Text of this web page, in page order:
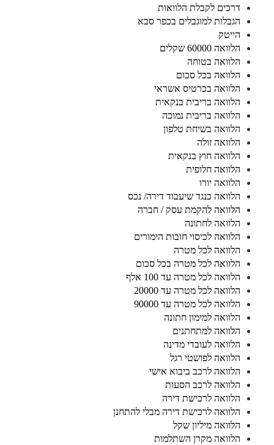
דרכים לקבלת הלוואות
הגבלות למוגבלים בכפר סבא
הייטק
הלוואה 60000 שקלים
הלוואה בטוחה
הלוואה בכל סכום
הלוואה בכרטיס אשראי
הלוואה בריבית בנקאית
הלוואה בריבית נמוכה
הלוואה בשיחת טלפון
הלוואה זולה
הלוואה חוץ בנקאית
הלוואה חלופית
הלוואה יורו
הלוואה כנגד שיעבוד דירה/ נכס
הלוואה להקמת עסק / חברה
הלוואה לחתונה
הלוואה לכיסוי חובות הימורים
הלוואה לכל מטרה
הלוואה לכל מטרה בכל סכום
הלוואה לכל מטרה עד 100 אלף
הלוואה לכל מטרה עד 20000
הלוואה לכל מטרה עד 90000
הלוואה למימון חתונה
הלוואה למתחתנים
הלוואה לעובדי מדינה
הלוואה לפושטי רגל
הלוואה לרכב ביבוא אישי
הלוואה לרכב הסעות
הלוואה לרכישת דירה
הלוואה לרכישת דירה מבלי להתחנן
הלוואה מיליון שקל
הלוואה מקרן השתלמות